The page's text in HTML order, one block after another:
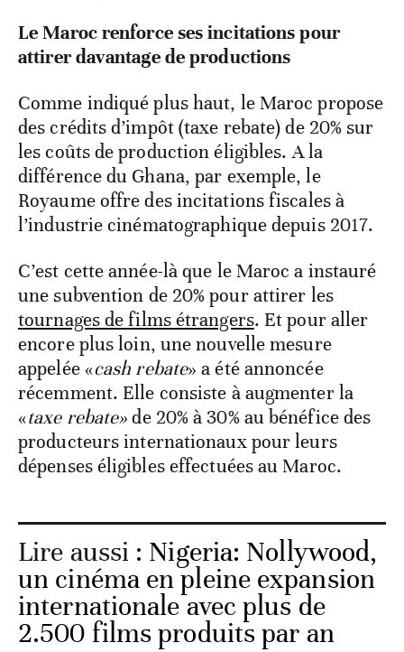
Le Maroc renforce ses incitations pour
attirer davantage de productions
Comme indiqué plus haut, le Maroc propose
des crédits d’impôt (taxe rebate) de 20% sur
les coûts de production éligibles. A la
différence du Ghana, par exemple, le
Royaume offre des incitations fiscales à
l’industrie cinématographique depuis 2017.
C’est cette année-là que le Maroc a instauré
une subvention de 20% pour attirer les
tournages de films étrangers. Et pour aller
encore plus loin, une nouvelle mesure
appelée «cash rebate» a été annoncée
récemment. Elle consiste à augmenter la
«taxe rebate»de 20% à 30% au bénéfice des
producteurs internationaux pour leurs
dépenses éligibles effectuées au Maroc.
Lire aussi : Nigeria: Nollywood,
un cinéma en pleine expansion
internationale avec plus de
2.500 films produits par an